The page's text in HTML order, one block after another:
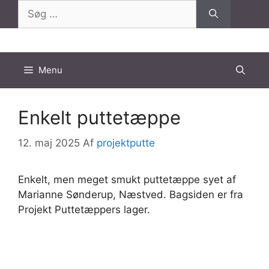
Søg
efter:
Menu
Enkelt puttetæppe
12. maj 2025 Af projektputte
Enkelt, men meget smukt puttetæppe syet af
Marianne Sønderup, Næstved. Bagsiden er fra
Projekt Puttetæppers lager.